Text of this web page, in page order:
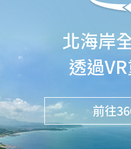
北海岸
透過
前往